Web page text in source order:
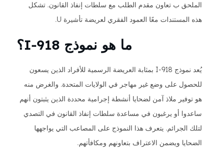
الملحق ب تعاون مقدم الطلب مع سلطات إنفاذ القانون. تشكل
هذه المستندات معًا العمود الفقري لعريضة تأشيرة U.
ما هو نموذج I-918؟
يُعد نموذج I-918 بمثابة العريضة الرسمية للأفراد الذين يسعون
للحصول على وضع غير مهاجر في الولايات المتحدة. والغرض منه
هو توفير ملاذ آمن لضحايا أنشطة إجرامية محددة الذين يثبتون أنهم
ساعدوا أو يرغبون في مساعدة سلطات إنفاذ القانون في التصدي
لتلك الجرائم. يتعرف هذا النموذج على المصاعب التي يواجهها
الضحايا ويضمن الاعتراف بتعاونهم ومكافأتهم.